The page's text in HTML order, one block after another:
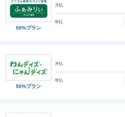
50%プラン
月払
年払
50%プラン
月払
年払